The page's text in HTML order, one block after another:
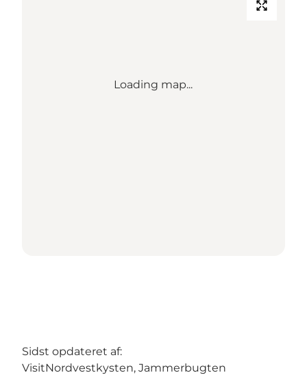
Loading map...
Sidst opdateret af:
VisitNordvestkysten, Jammerbugten